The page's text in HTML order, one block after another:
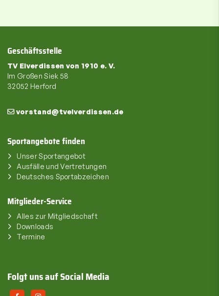
Geschäftsstelle
TV Elverdissen von 1910 e. V.
Im Großen Siek 58
32052 Herford
vorstand@tvelverdissen.de
Sportangebote finden
Unser Sportangebot
Ausfälle und Vertretungen
Deutsches Sportabzeichen
Mitglieder-Service
Alles zur Mitgliedschaft
Downloads
Termine
Folgt uns auf Social Media